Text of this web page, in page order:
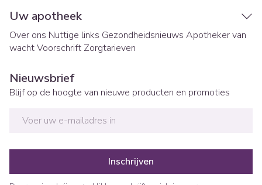
Uw apotheek
Over ons Nuttige links Gezondheidsnieuws Apotheker van
wachtVoorschrift Zorgtarieven
Nieuwsbrief
Blijf op de hoogte van nieuwe producten en promoties
Inschrijven